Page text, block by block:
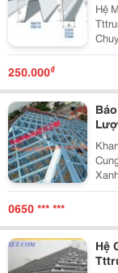
Hệ
Tttruss Khang Gia Viet Building
Thép
250.000₫
Xanh)
Có
0650 *** ***
Hệ